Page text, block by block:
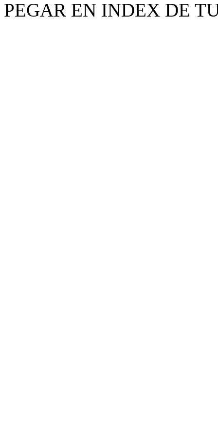
PEGAR EN INDEX DE